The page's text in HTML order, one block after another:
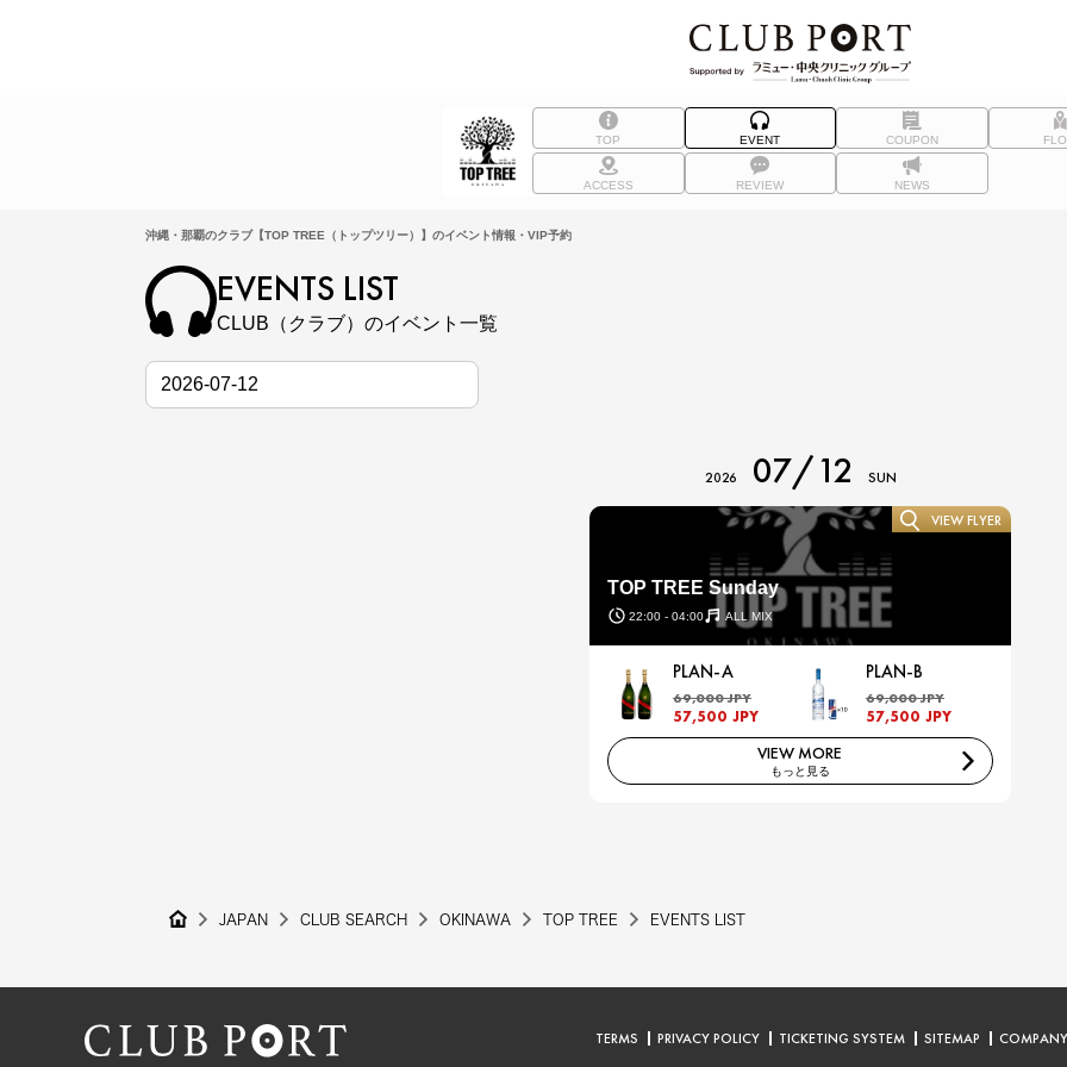
TOP EVENT COUPON
ACCESS REVIEW NEWS
沖縄・那覇のクラブ【TOP TREE（トップツリー）】のイベント情報・VIP予約
EVENTS LIST
CLUB（クラブ）のイベント一覧
2026 07/12 SUN
TOP TREE Sunday
22:00 - 04:00 ALL MIX
VIEW FLYER
PLAN-A
69,000 JPY
57,500 JPY
PLAN-B
69,000 JPY
57,500 JPY
VIEW MORE
もっと見る
JAPAN CLUB SEARCH OKINAWA TOP TREE EVENTS LIST
TERMS PRIVACY POLICY TICKETING SYSTEM SITEMAP COMPANY